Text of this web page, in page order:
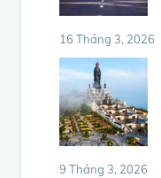
16 Tháng 3, 2026
9 Tháng 3, 2026